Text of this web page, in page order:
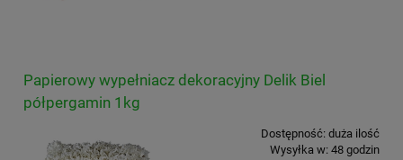
Papierowy wypełniacz dekoracyjny Delik Biel
półpergamin 1kg
Dostępność: duża ilość
Wysyłka w: 48 godzin